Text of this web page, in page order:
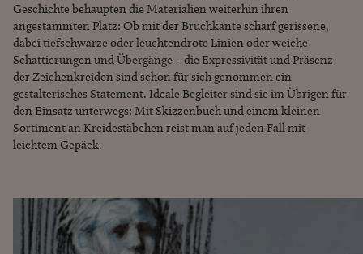
Geschichte behaupten die Materialien weiterhin ihren
angestammten Platz: Ob mit der Bruchkante scharf gerissene,
dabei tiefschwarze oder leuchtendrote Linien oder weiche
Schattierungen und Übergänge – die Expressivität und Präsenz
der Zeichenkreiden sind schon für sich genommen ein
gestalterisches Statement. Ideale Begleiter sind sie im Übrigen für
den Einsatz unterwegs: Mit Skizzenbuch und einem kleinen
Sortiment an Kreidestäbchen reist man auf jeden Fall mit
leichtem Gepäck.